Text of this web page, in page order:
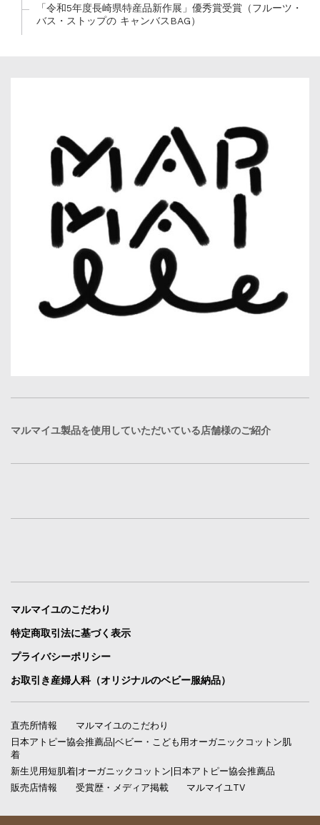
「令和5年度長崎県特産品新作展」優秀賞受賞（フルーツ・
バス・ストップの キャンバスBAG）
マルマイユ製品を使用していただいている店舗様のご紹介
マルマイユのこだわり
特定商取引法に基づく表示
プライバシーポリシー
お取引き産婦人科（オリジナルのベビー服納品）
直売所情報
マルマイユのこだわり
日本アトピー協会推薦品|ベビー・こども用オーガニックコットン肌
着
新生児用短肌着|オーガニックコットン|日本アトピー協会推薦品
販売店情報
受賞歴・メディア掲載 マルマイユTV